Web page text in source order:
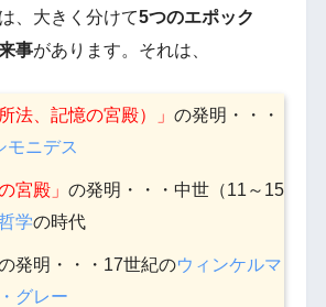
、大きく分けて5つのエポック
事があります。それは、
法、記憶の宮殿）」 の発明・・・
モニデス
宮殿」 の発明・・・中世（11～15
学の時代
発明・・・17世紀のウィンケルマ
グレー